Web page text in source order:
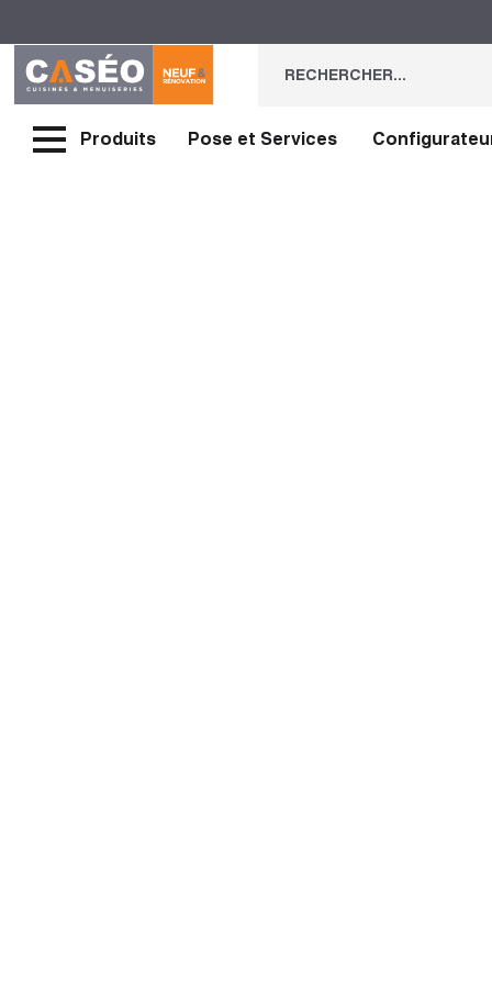
Produits Pose et Services